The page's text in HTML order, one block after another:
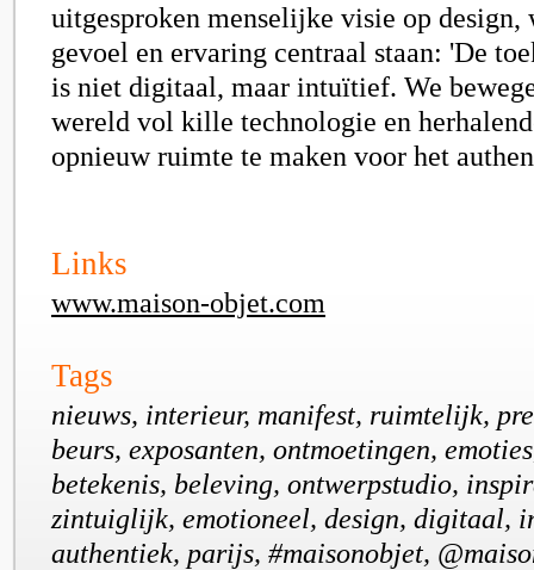
uitgesproken menselijke visie op design,
gevoel en ervaring centraal staan: 'De
is niet digitaal, maar intuïtief. We
wereld vol kille technologie en
opnieuw ruimte te maken voor het
Links
www.maison-objet.com
Tags
nieuws, interieur, manifest, ruimtelijk,
beurs, exposanten, ontmoetingen,
betekenis, beleving, ontwerpstudio,
zintuiglijk, emotioneel, design, digitaal,
authentiek, parijs, #maisonobjet,